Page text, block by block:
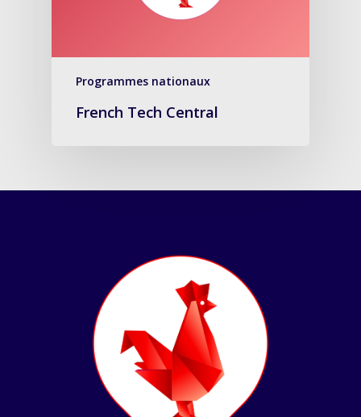
Programmes nationaux
French Tech Central